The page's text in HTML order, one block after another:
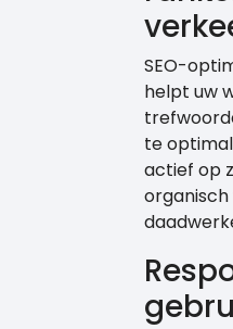
SEO-
helpt uw
te
actief op